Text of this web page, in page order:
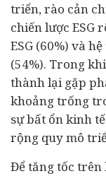
triển, rào cản
chiến lược ESG
ESG (60%) và
(54%). Trong
thành lại gặp
khoảng trống
sự bất ổn kinh
rộng quy mô
Để tăng tốc trên